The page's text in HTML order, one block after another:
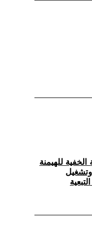
الخفية للهيمنة